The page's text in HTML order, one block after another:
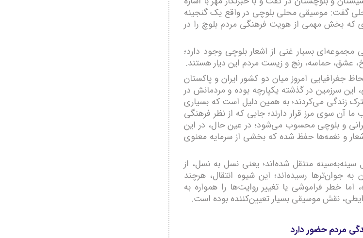
گفت: موسیقی محلی بلوچی در واقع یک گنجینه
که بخش مهمی از هویت فرهنگی مردم بلوچ را در
بسیار غنی از اشعار بلوچی وجود دارد؛
عشق، حماسه، رنج و زیست مردم این دیار هستند.
جغرافیایی امروز میان دو کشور ایران و پاکستان
این سرزمین در گذشته یکپارچه بوده و مردمانش در
زندگی می‌کردند؛ به همین دلیل است که بسیاری
آن سوی مرز قرار دارند؛ جایی که از نظر فرهنگی
و بلوچی محسوب می‌شود؛ در عین حال، در این
و نغمه‌ها حفظ شده که بخشی از سرمایه معنوی
منتقل شده‌اند؛ یعنی نسل به نسل، از
به جوان‌ترها رسیده‌اند؛ این شیوه انتقال، هرچند
خطر فراموشی یا تغییر روایت‌ها را همواره به
نقش موسیقی بسیار تعیین‌کننده بوده است.
مردم حضور دارد